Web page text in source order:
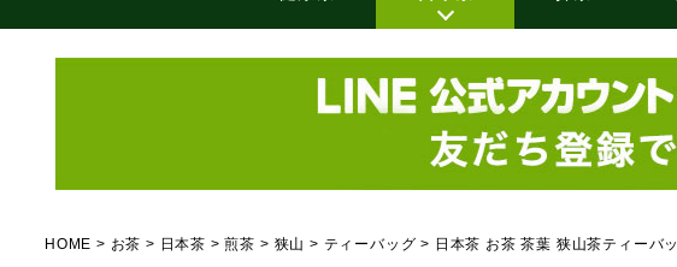
HOME お茶 日本茶 煎茶 狭山 ティーバッグ 日本茶 お茶 茶葉 狭山茶ティーバ